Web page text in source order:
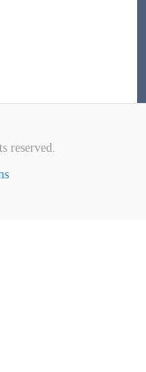
reserved.